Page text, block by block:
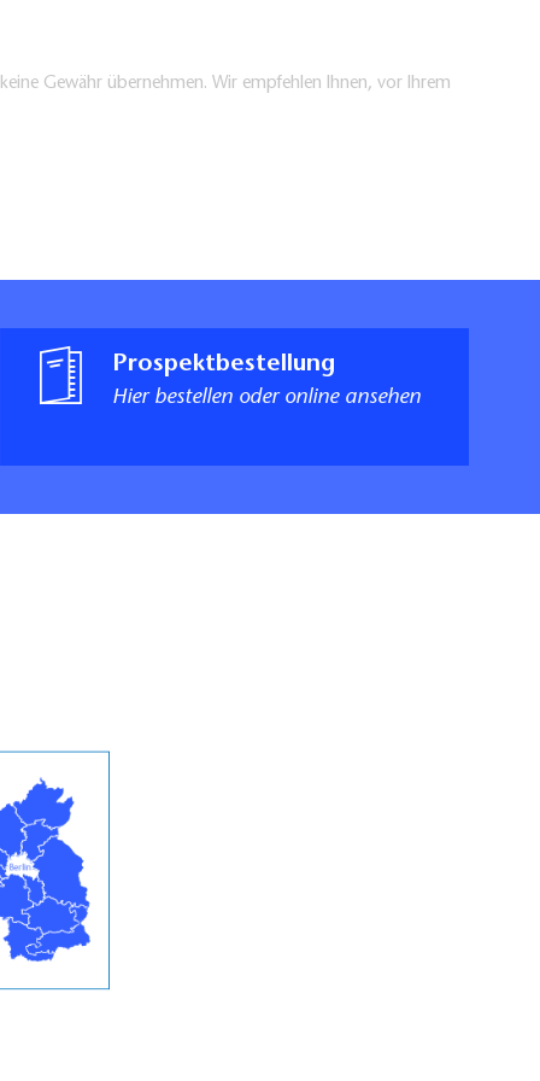
Gewähr übernehmen. Wir empfehlen Ihnen, vor Ihrem
Prospektbestellung
Hier bestellen oder online ansehen